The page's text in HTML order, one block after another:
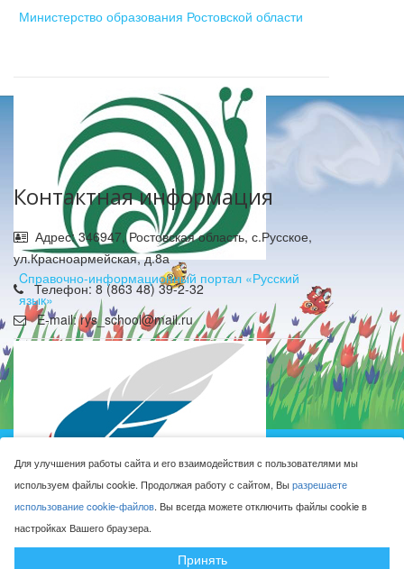
Министерство образования Ростовской области
Cправочно-информационный портал «Русский
язык»
Федеральный портал «Российское образование»
Контактная информация
Адрес: 346947, Ростовская область, с.Русское,
ул.Красноармейская, д.8а
Телефон: 8 (863 48) 39-2-32
E-mail: rys_school@mail.ru
учреждение Русская средняя общеобразовательная
школа имени Героя Советского Союза М.Н. Алексеева © 2016-
2026
Сделано с ❤ в
Для улучшения работы сайта и его взаимодействия с пользователями мы
используем файлы cookie. Продолжая работу с сайтом, Выразрешаете
использование cookie-файлов. Вы всегда можете отключить файлы cookie в
настройках Вашего браузера.
Принять